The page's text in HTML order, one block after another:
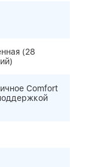
(28
Comfort